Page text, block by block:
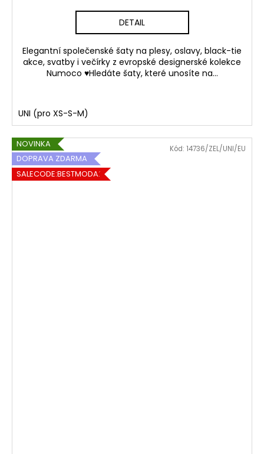
DETAIL
Elegantní společenské šaty na plesy, oslavy, black-tie
akce, svatby i večírky z evropské designerské kolekce
Numoco ♥Hledáte šaty, které unosíte na...
UNI (pro XS-S-M)
NOVINKA
DOPRAVA ZDARMA
SALECODE:BESTMODA20:20:%
Kód: 14736/ZEL/UNI/EU